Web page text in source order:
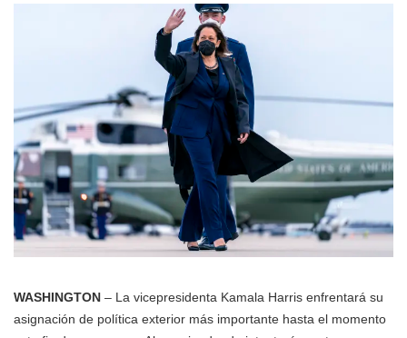
WASHINGTON – La vicepresidenta Kamala Harris enfrentará su
asignación de política exterior más importante hasta el momento